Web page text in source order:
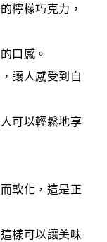
檸檬巧克力，
口感。
讓人感受到自
可以輕鬆地享
軟化，這是正
樣可以讓美味